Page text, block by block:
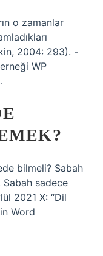
o zamanlar
2004: 293). -
WP
bilmeli? Sabah
Sabah sadece
2021 X: “Dil
Word